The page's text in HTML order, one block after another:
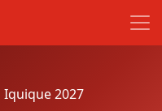
Iquique 2027